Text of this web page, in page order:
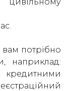
потрібно
наприклад:
кредитними